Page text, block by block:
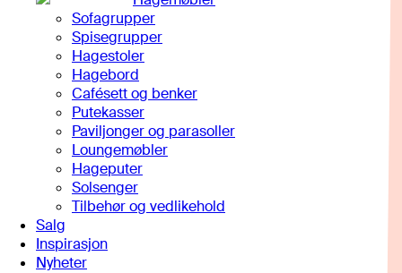
Sofagrupper
Spisegrupper
Hagestoler
Hagebord
Cafésett og benker
Putekasser
Paviljonger og parasoller
Loungemøbler
Hageputer
Solsenger
Tilbehør og vedlikehold
Salg
Inspirasjon
Nyheter